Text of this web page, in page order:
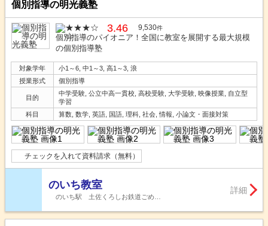
個別指導の明光義塾
3.46 9,530件
個別指導のパイオニア！全国に教室を展開する最大規模
の個別指導塾
対象学年
小1～6, 中1～3, 高1～3, 浪
授業形式
個別指導
目的
中学受験, 公立中高一貫校, 高校受験, 大学受験, 映像授業, 自立型
学習
科目
算数, 数学, 英語, 国語, 理科, 社会, 情報, 小論文・面接対策
チェックを入れて資料請求（無料）
のいち教室
のいち駅 土佐くろしお鉄道ごめ…
詳細